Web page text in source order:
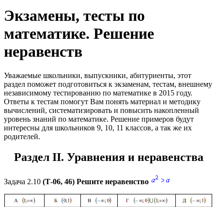
Экзамены, тесты по
математике. Решение
неравенств
Уважаемые школьники, выпускники, абитуриенты, этот
раздел поможет подготовиться к экзаменам, тестам, внешнему
независимому тестированию по математике в 2015 году.
Ответы к тестам помогут Вам понять материал и методику
вычислений, систематизировать и повысить накопленный
уровень знаний по математике. Решение примеров будут
интересны для школьников 9, 10, 11 классов, а так же их
родителей.
Раздел II. Уравнения и неравенства
Задача 2.10 (Т-06, 46) Решите неравенство